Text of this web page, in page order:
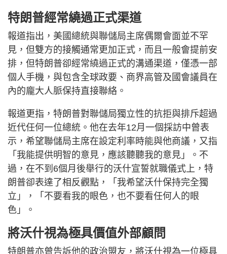
特朗普經常繞過正式渠道
報道指出，美國總統與聯儲局主席偶爾會面並不罕
見，但雙方的接觸通常更加正式，而且一般會提前安
排，但特朗普卻經常繞過正式的溝通渠道，僅憑一部
個人手機，與包含全球政要、商界高管及國會議員在
內的龐大人脈保持直接聯絡。
報道更指，特朗普對聯儲局獨立性的抗拒與排斥超過
近代任何一位總統。他在去年12月一個採訪中曾表
示，希望聯儲局主席在設定利率時能與他商議，又指
「我能提供明智的意見，應該聽聽我的意見」。不
過，在不到6個月後舉行的沃什宣誓就職儀式上，特
朗普卻表達了相反觀點，「我希望沃什保持完全獨
立」，「不要看我的眼色，也不要看任何人的眼
色」。
將沃什視為極具價值外部顧問
特朗普亦曾告訴他的政治盟友，將沃什視為一位極具